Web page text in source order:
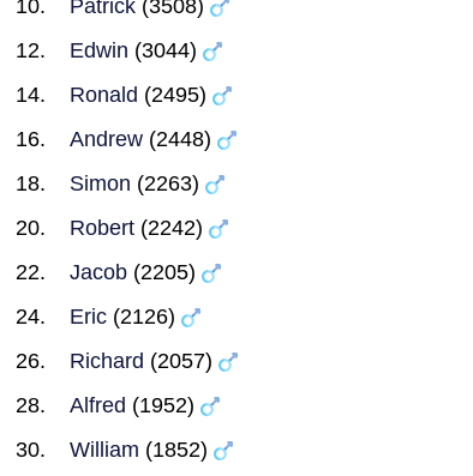
Patrick(3508)
Edwin (3044)
Ronald (2495)
Andrew(2448)
Simon (2263)
Robert(2242)
Jacob(2205)
Eric(2126)
Richard (2057)
Alfred (1952)
William (1852)